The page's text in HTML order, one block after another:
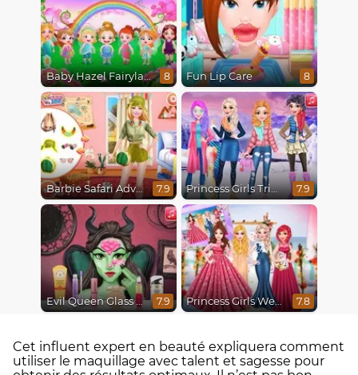
Baby Hazel Fairyland Ballet 8 Fun Lip Care 8
Barbie Safari Adventure 7.9 Princess Girls Trip To Aspen 7.9
Evil Queen Glass Skin Routine #Influencer 7.9 Princess Girls Wedding Trip 7.8
Cet influent expert en beauté expliquera comment
utiliser le maquillage avec talent et sagesse pour